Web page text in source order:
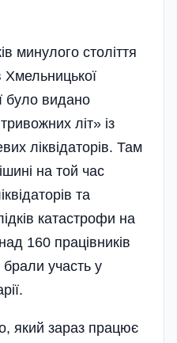
минулого століття
Хмельницької
було видано
літ» із
ліквідаторів. Там
на той час
та
катастрофи на
160 працівників
участь у
який зараз працює